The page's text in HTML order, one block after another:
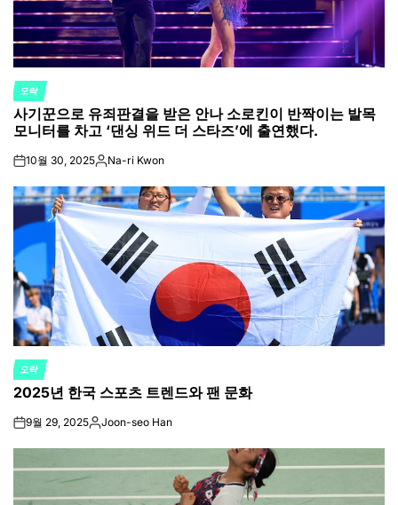
POSTED
IN
오락
사기꾼으로 유죄판결을 받은 안나 소로킨이 반짝이는 발목
모니터를 차고 ‘댄싱 위드 더 스타즈’에 출연했다.
on10월 30, 2025Posted
Na-ri Kwon
POSTED
IN
오락
2025년 한국 스포츠 트렌드와 팬 문화
on9월 29, 2025Posted
Joon-seo Han